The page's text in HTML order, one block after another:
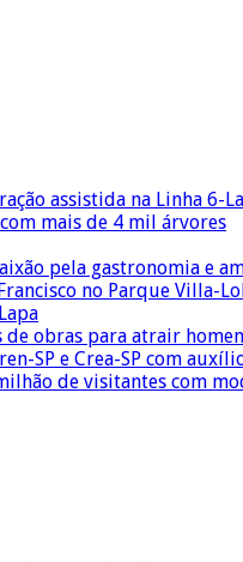
assistida na Linha 6-
mais de 4 mil árvores
pela gastronomia e
no Parque Villa-
obras para atrair
SP e Crea-SP com
de visitantes com